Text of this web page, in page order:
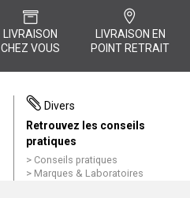
LIVRAISON
CHEZ VOUS
LIVRAISON EN
POINT RETRAIT
Divers
Retrouvez les conseils
pratiques
Conseils pratiques
Marques & Laboratoires